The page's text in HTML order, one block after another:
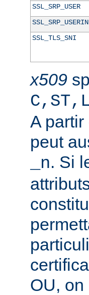
SSL_SRP_USER
SSL_TLS_SNI
x509
A
peut
_n. Si
OU,